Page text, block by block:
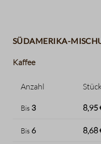
Südamerika-
Kaffee
Anzahl
Bis 3 8,95
Bis 6 8,68